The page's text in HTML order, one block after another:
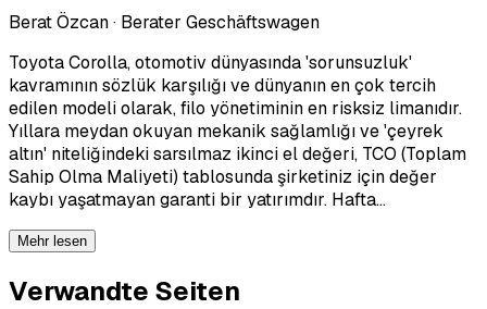
Berat Özcan· Berater Geschäftswagen
Toyota Corolla, otomotiv dünyasında 'sorunsuzluk'
kavramının sözlük karşılığı ve dünyanın en çok tercih
edilen modeli olarak, filo yönetiminin en risksiz limanıdır.
Yıllara meydan okuyan mekanik sağlamlığı ve 'çeyrek
altın' niteliğindeki sarsılmaz ikinci el değeri, TCO (Toplam
Sahip Olma Maliyeti) tablosunda şirketiniz için değer
kaybı yaşatmayan garanti bir yatırımdır. Hafta…
Mehr lesen
Verwandte Seiten